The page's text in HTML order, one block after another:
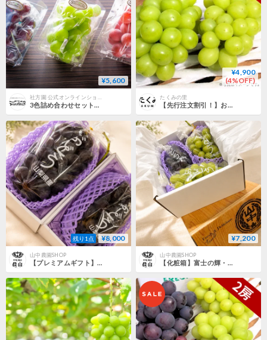
¥5,600
社方園 公式オンラインショップ
3色詰め合わせセット（各300g Over）
¥4,900
(4%OFF)
たくみの里
【先行注文割引！】お買い得シャインマスカット2房
残り1点 ¥8,000
山中農園SHOP
¥7,200
山中農園SHOP